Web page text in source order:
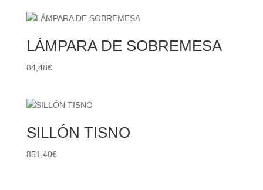
LÁMPARA DE SOBREMESA
84,48€
SILLÓN TISNO
851,40€